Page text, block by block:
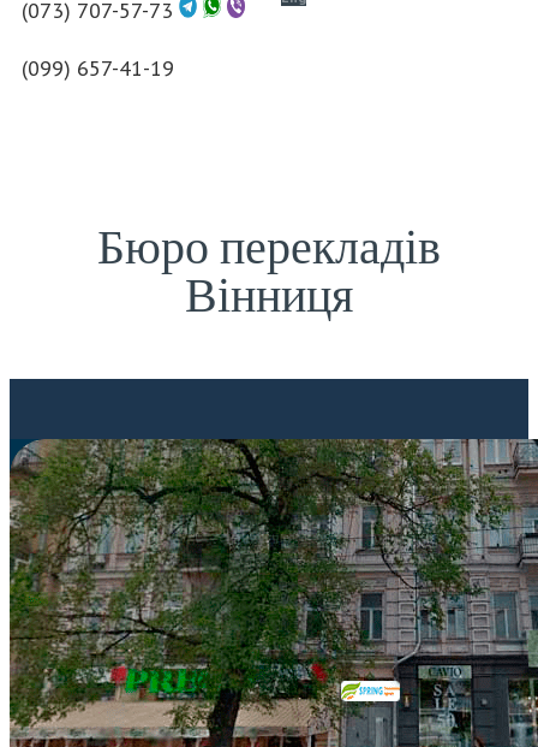
(073) 707-57-73
(099) 657-41-19
Бюро перекладів
Вінниця